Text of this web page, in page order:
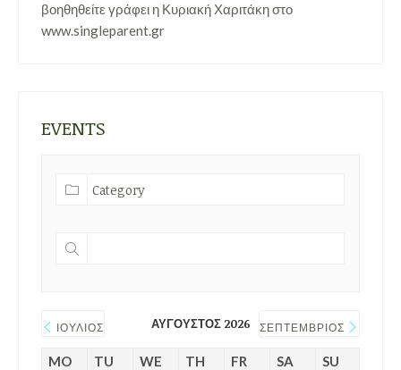
βοηθηθείτε γράφει η Κυριακή Χαριτάκη στο
www.singleparent.gr
EVENTS
ΙΟΎΛΙΟΣ ΑΎΓΟΥΣΤΟΣ 2026 ΣΕΠΤΈΜΒΡΙΟΣ
MO TU WE TH FR SA SU